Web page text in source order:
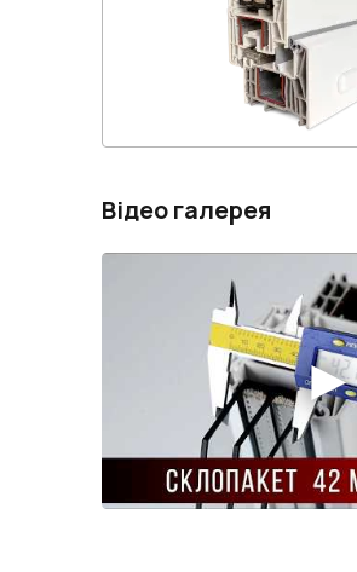
Відео галерея